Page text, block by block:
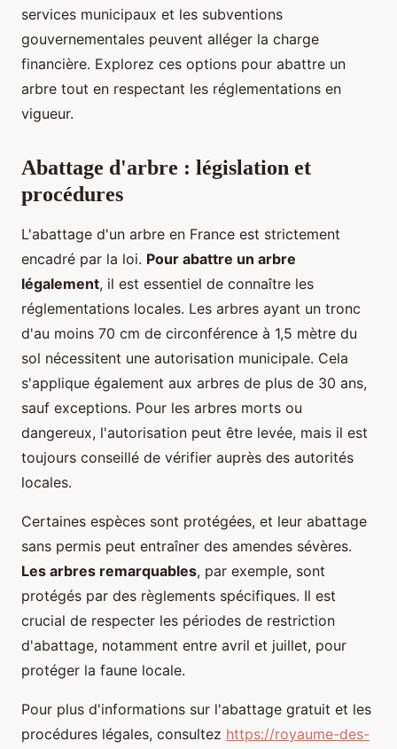
services municipaux et les subventions
gouvernementales peuvent alléger la charge
financière. Explorez ces options pour abattre un
arbre tout en respectant les réglementations en
vigueur.
Abattage d'arbre : législation et
procédures
L'abattage d'un arbre en France est strictement
encadré par la loi. Pour abattre un arbre
légalement, il est essentiel de connaître les
réglementations locales. Les arbres ayant un tronc
d'au moins 70 cm de circonférence à 1,5 mètre du
sol nécessitent une autorisation municipale. Cela
s'applique également aux arbres de plus de 30 ans,
sauf exceptions. Pour les arbres morts ou
dangereux, l'autorisation peut être levée, mais il est
toujours conseillé de vérifier auprès des autorités
locales.
Certaines espèces sont protégées, et leur abattage
sans permis peut entraîner des amendes sévères.
Les arbres remarquables, par exemple, sont
protégés par des règlements spécifiques. Il est
crucial de respecter les périodes de restriction
d'abattage, notamment entre avril et juillet, pour
protéger la faune locale.
Pour plus d'informations sur l'abattage gratuit et les
procédures légales, consultez https://royaume-des-